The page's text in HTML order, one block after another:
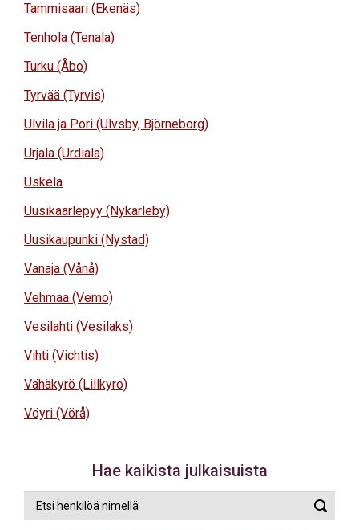
Tammisaari (Ekenäs)
Tenhola (Tenala)
Turku (Åbo)
Tyrvää (Tyrvis)
Ulvila ja Pori (Ulvsby, Björneborg)
Urjala (Urdiala)
Uskela
Uusikaarlepyy (Nykarleby)
Uusikaupunki (Nystad)
Vanaja (Vånå)
Vehmaa (Vemo)
Vesilahti (Vesilaks)
Vihti (Vichtis)
Vähäkyrö (Lillkyro)
Vöyri (Vörå)
Hae kaikista julkaisuista
Etsi
henkilöä
haku